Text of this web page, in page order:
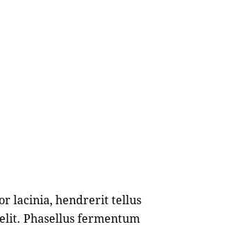
lacinia, hendrerit tellus
Phasellus fermentum